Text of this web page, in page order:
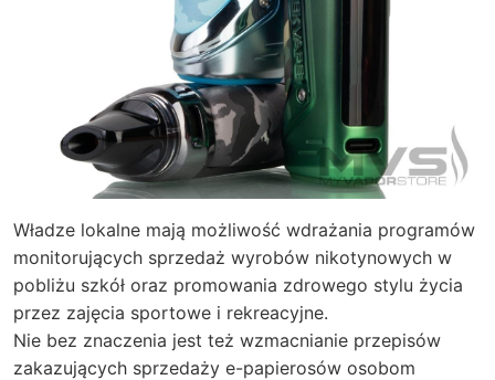
Władze lokalne mają możliwość wdrażania programów
monitorujących sprzedaż wyrobów nikotynowych w
pobliżu szkół oraz promowania zdrowego stylu życia
przez zajęcia sportowe i rekreacyjne.
Nie bez znaczenia jest też wzmacnianie przepisów
zakazujących sprzedaży e-papierosów osobom